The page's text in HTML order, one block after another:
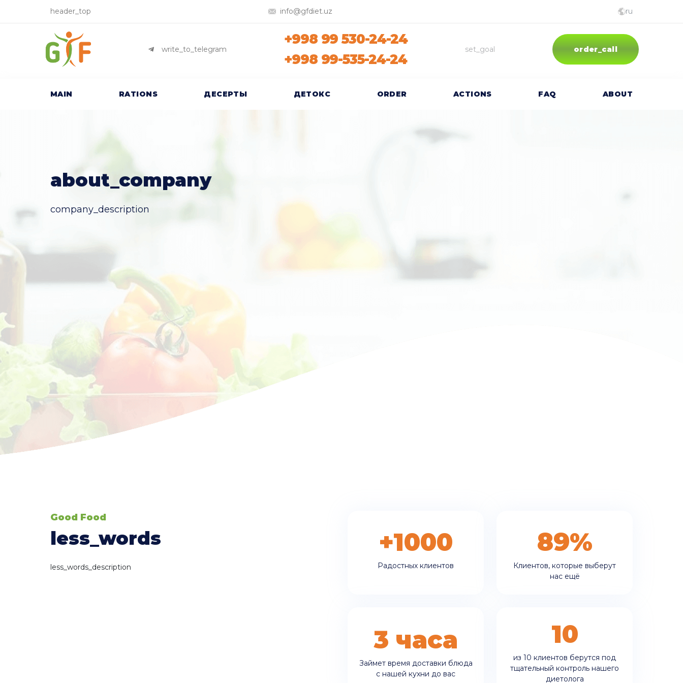
header_top info@gfdiet.uz ru
English
oʼzbekcha
write_to_telegram
+998 99 530-24-24
+998 99-535-24-24
set_goal order_call
MAIN RATIONS ДЕСЕРТЫ ДЕТОКС ORDER ACTIONS FAQ ABOUT
about_company
company_description
Good Food
less_words
less_words_description
+1000
Радостных клиентов
89%
Клиентов, которые выберут
нас ещё
3 часа
Займет время доставки блюда
с нашей кухни до вас
10
из 10 клиентов берутся под
тщательный контроль нашего
диетолога